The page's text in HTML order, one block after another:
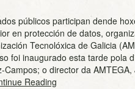
públicos participan dende
en protección de datos,
Tecnolóxica de Galicia
foi inaugurado esta tarde pola
Campos; o director da
Reading